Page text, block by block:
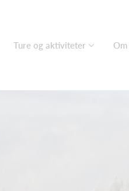
Ture og aktiviteter